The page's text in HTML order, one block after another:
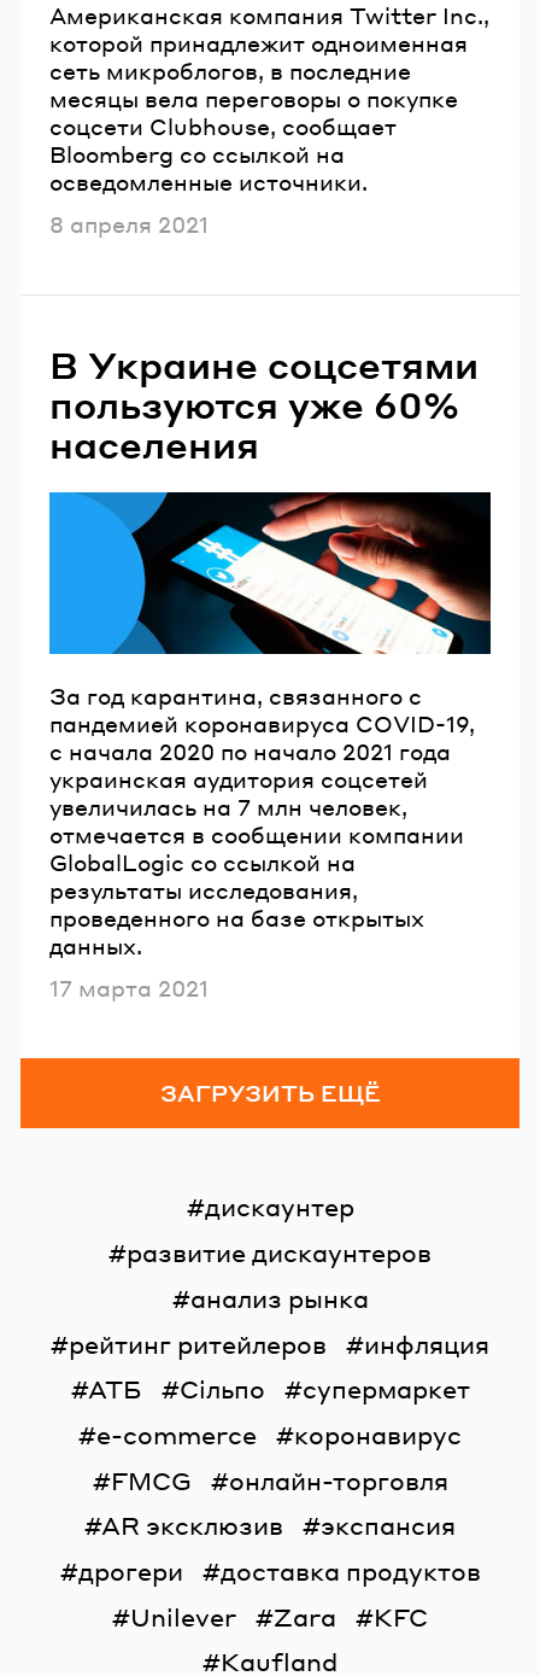
Американская компания Twitter Inc.,
которой принадлежит одноименная
сеть микроблогов, в последние
месяцы вела переговоры о покупке
соцсети Clubhouse, сообщает
Bloomberg со ссылкой на
осведомленные источники.
Опубликовано
8 апреля 2021
В Украине соцсетями
пользуются уже 60%
населения
За год карантина, связанного с
пандемией коронавируса COVID-19,
с начала 2020 по начало 2021 года
украинская аудитория соцсетей
увеличилась на 7 млн человек,
отмечается в сообщении компании
GlobalLogic со ссылкой на
результаты исследования,
проведенного на базе открытых
данных.
Опубликовано
17 марта 2021
ЗАГРУЗИТЬ ЕЩЁ
дискаунтер
развитие дискаунтеров
анализ рынка
рейтинг ритейлеров
инфляция
АТБ
Сільпо
супермаркет
e-commerce
коронавирус
FMCG
онлайн-торговля
AR эксклюзив
экспансия
дрогери
доставка продуктов
Unilever
Zara
KFC
Kaufland